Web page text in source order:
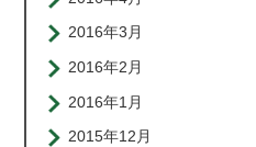
2016年3月
2016年2月
2016年1月
2015年12月